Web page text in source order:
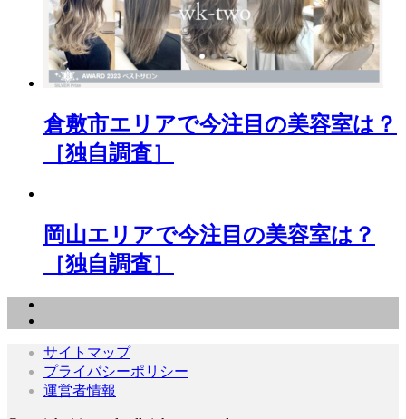
倉敷市エリアで今注目の美容室は？
［独自調査］
岡山エリアで今注目の美容室は？
［独自調査］
サイトマップ
プライバシーポリシー
運営者情報